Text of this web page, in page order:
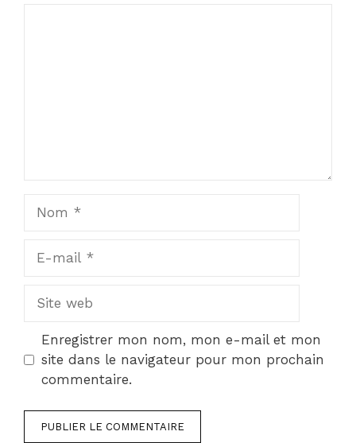
Site
Enregistrer mon nom, mon e-mail et mon
site dans le navigateur pour mon prochain
commentaire.